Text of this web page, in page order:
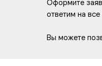
Оформите
ответим на
Вы можете